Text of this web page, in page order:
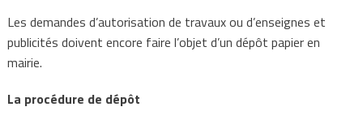
Les demandes d’autorisation de travaux ou d’enseignes et
publicités doivent encore faire l’objet d’un dépôt papier en
mairie.
La procédure de dépôt